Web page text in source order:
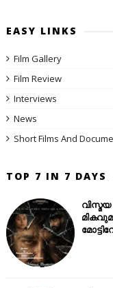
EASY LINKS
Film Gallery
Film Review
Interviews
News
Short Films And
TOP 7 IN 7 DAYS